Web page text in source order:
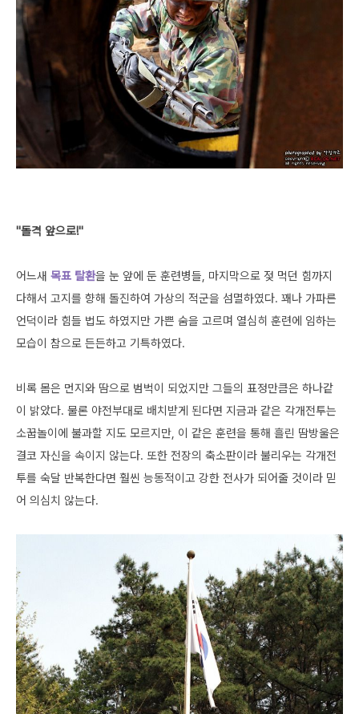
"돌격 앞으로!"
어느새 목표 탈환을 눈 앞에 둔 훈련병들, 마지막으로 젖 먹던 힘까지
다해서 고지를 향해 돌진하여 가상의 적군을 섬멸하였다. 꽤나 가파른
언덕이라 힘들 법도 하였지만 가쁜 숨을 고르며 열심히 훈련에 임하는
모습이 참으로 든든하고 기특하였다.
비록 몸은 먼지와 땀으로 범벅이 되었지만 그들의 표정만큼은 하나같
이 밝았다. 물론 야전부대로 배치받게 된다면 지금과 같은 각개전투는
소꿉놀이에 불과할 지도 모르지만, 이 같은 훈련을 통해 흘린 땀방울은
결코 자신을 속이지 않는다. 또한 전장의 축소판이라 불리우는 각개전
투를 숙달 반복한다면 훨씬 능동적이고 강한 전사가 되어줄 것이라 믿
어 의심치 않는다.